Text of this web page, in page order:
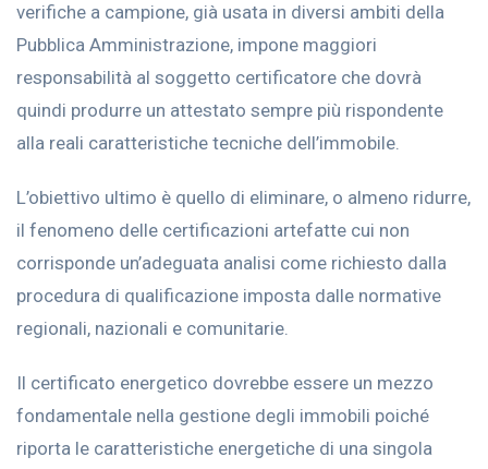
verifiche a campione, già usata in diversi ambiti della
Pubblica Amministrazione, impone maggiori
responsabilità al soggetto certificatore che dovrà
quindi produrre un attestato sempre più rispondente
alla reali caratteristiche tecniche dell’immobile.
L’obiettivo ultimo è quello di eliminare, o almeno ridurre,
il fenomeno delle certificazioni artefatte cui non
corrisponde un’adeguata analisi come richiesto dalla
procedura di qualificazione imposta dalle normative
regionali, nazionali e comunitarie.
Il certificato energetico dovrebbe essere un mezzo
fondamentale nella gestione degli immobili poiché
riporta le caratteristiche energetiche di una singola